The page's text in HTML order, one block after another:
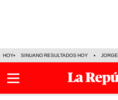
HOY SINUANO RESULTADOS HOY